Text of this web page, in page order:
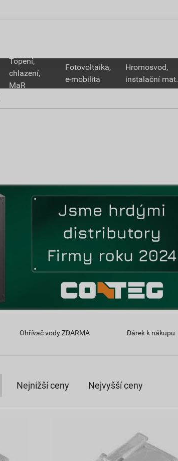
Topení,
chlazení,
MaR
Fotovoltaika,
e-mobilita
Hromosvod,
instalační mat.
Ohřívač vody ZDARMA Dárek k nákupu
Nejnižší ceny Nejvyšší ceny